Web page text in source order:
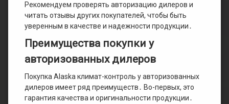
Рекомендуем проверять авторизацию дилеров и
читать отзывы других покупателей, чтобы быть
уверенным в качестве и надежности продукции․
Преимущества покупки у
авторизованных дилеров
Покупка Alaska климат-контроль у авторизованных
дилеров имеет ряд преимуществ․ Во-первых, это
гарантия качества и оригинальности продукции․